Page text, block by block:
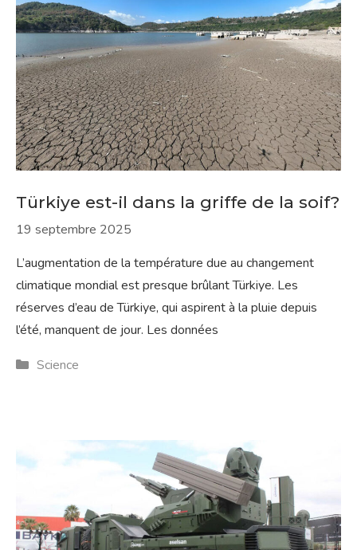
Türkiye est-il dans la griffe de la soif?
19 septembre 2025
L’augmentation de la température due au changement
climatique mondial est presque brûlant Türkiye. Les
réserves d’eau de Türkiye, qui aspirent à la pluie depuis
l’été, manquent de jour. Les données
Catégories
Science